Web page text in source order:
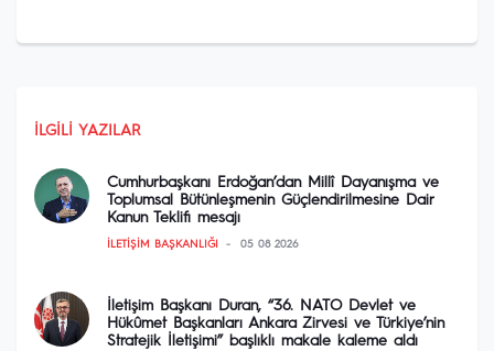
İLGILI YAZILAR
Cumhurbaşkanı Erdoğan’dan Millî Dayanışma ve
Toplumsal Bütünleşmenin Güçlendirilmesine Dair
Kanun Teklifi mesajı
İLETIŞIM BAŞKANLIĞI 05 08 2026
İletişim Başkanı Duran, “36. NATO Devlet ve
Hükûmet Başkanları Ankara Zirvesi ve Türkiye’nin
Stratejik İletişimi” başlıklı makale kaleme aldı